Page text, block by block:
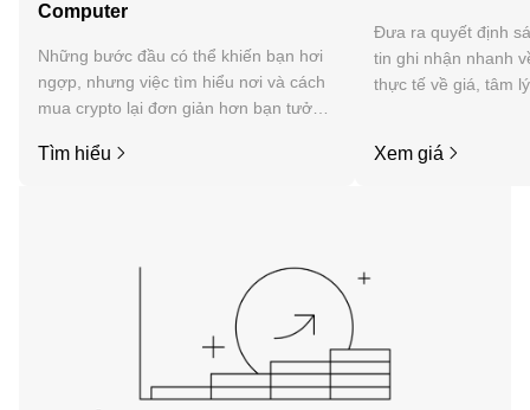
Computer
Những bước đầu có thể khiến bạn hơi
ngợp, nhưng việc tìm hiểu nơi và cách
mua crypto lại đơn giản hơn bạn tưởng.
dụng di động OKX hoặc ngay tại đây
Tìm hiểu
Đưa ra quyết định
tin ghi nhận nhanh
thực tế về giá, tâm
Xem giá